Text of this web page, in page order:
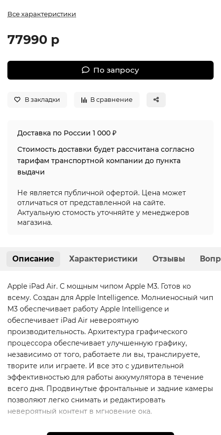
Все характеристики
77990 р
По запросу
В закладки В сравнение
Доставка по России 1 000 ₽
Стоимость доставки будет рассчитана согласно
тарифам транспортной компании до пункта
выдачи
Не является публичной офертой. Цена может
отличаться от представленной на сайте.
Актуальную стомость уточняйте у менеджеров
магазина.
Описание Характеристики Отзывы
Apple iPad Air. С мощным чипом Apple M3. Готов ко
всему. Создан для Apple Intelligence. Молниеносный чип
M3 обеспечивает работу Apple Intelligence и
обеспечивает iPad Air невероятную
производительность. Архитектура графического
процессора обеспечивает улучшенную графику,
независимо от того, работаете ли вы, транслируете,
творите или играете. И все это с удивительной
эффективностью для работы аккумулятора в течение
всего дня. Продвинутые фронтальные и задние камеры
позволяют легко снимать и редактировать
невероятный контент в мгновение ока.